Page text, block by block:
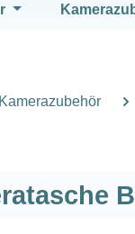
Kamerazubehör